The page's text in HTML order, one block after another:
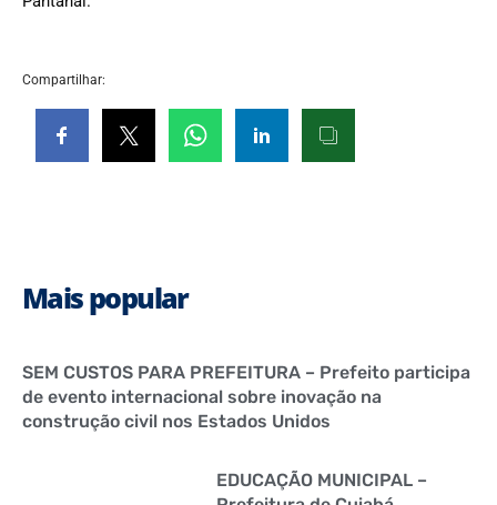
Compartilhar:
Mais popular
SEM CUSTOS PARA PREFEITURA – Prefeito participa
de evento internacional sobre inovação na
construção civil nos Estados Unidos
EDUCAÇÃO MUNICIPAL –